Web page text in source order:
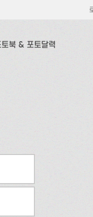
북 & 포토달력